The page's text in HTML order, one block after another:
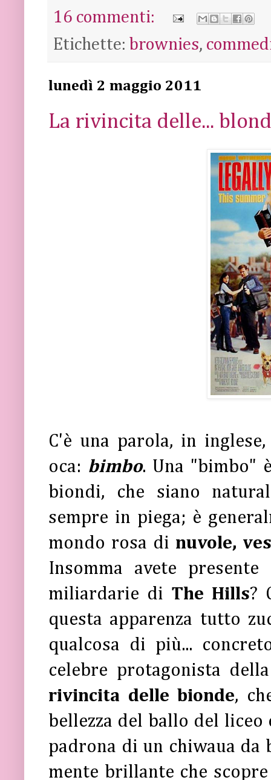
16 commenti:
Etichette: brownies,
lunedì 2 maggio 2011
La rivincita delle...
C'è una parola, in
oca: bimbo. Una "bimbo"
biondi, che siano
sempre in piega; è
mondo rosa di nuvole,
Insomma avete presente
miliardarie di The Hills?
questa apparenza tutto
qualcosa di più...
celebre protagonista
rivincita delle bionde,
bellezza del ballo del liceo
padrona di un chiwaua da
mente brillante che